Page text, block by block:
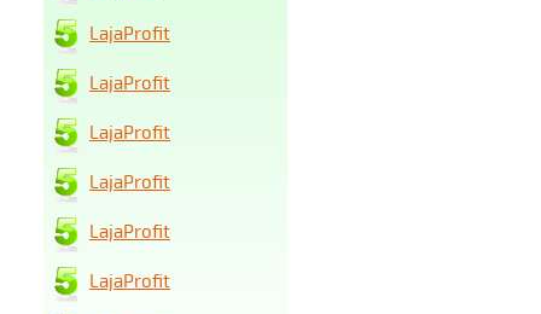
LajaProfit
LajaProfit
LajaProfit
LajaProfit
LajaProfit
LajaProfit